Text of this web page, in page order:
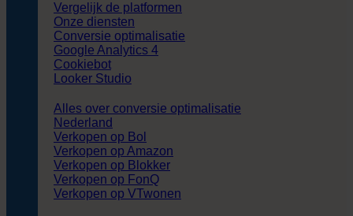
Vergelijk de platformen
Onze diensten
Conversie optimalisatie
Google Analytics 4
Cookiebot
Looker Studio
Alles over conversie optimalisatie
Nederland
Verkopen op Bol
Verkopen op Amazon
Verkopen op Blokker
Verkopen op FonQ
Verkopen op VTwonen